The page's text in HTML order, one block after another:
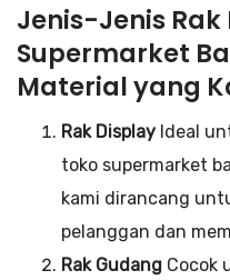
Jenis-Jenis Rak
Supermarket
Material yang
Rak Display Ideal
toko supermarket
kami dirancang
pelanggan dan
Rak Gudang Cocok